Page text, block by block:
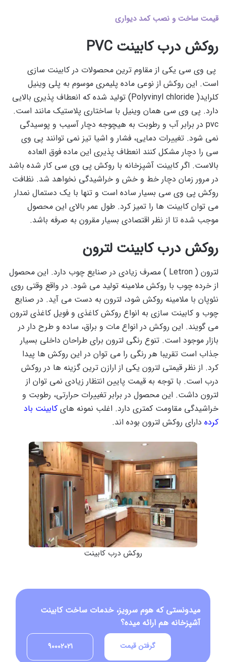
قیمت ساخت و نصب کمد دیواری
روکش درب کابینت PVC
پی وی سی یکی از مقاوم ترین محصولات در کابینت سازی
است. این روکش از نوعی ماده پلیمری موسوم به پلی وینیل
کلراید( Polyvinyl chloride) تولید شده که انعطاف پذیری بالایی
دارد. پی وی سی همان وینیل با ساختاری پلاستیک مانند است.
pvc در برابر آب و رطوبت به هیچوجه دچار آسیب و پوسیدگی
نمی شود. تغییرات دمایی، فشار و اشیا تیز نمی توانند پی وی
سی را دچار مشکل کنند انعطاف پذیری این ماده فوق العاده
بالاست. اگر کابینت آشپزخانه با روکش پی وی سی کار شده باشد
در مرور زمان دچار خط و خش و خراشیدگی نخواهد شد. نظافت
روکش پی وی سی بسیار ساده است و تنها با یک دستمال نمدار
می توان کابینت ها را تمیز کرد. طول عمر بالای این محصول
موجب شده تا از نظر اقتصادی بسیار مقرون به صرفه باشد.
روکش درب کابینت لترون
لترون ( Letron ) مصرف زیادی در صنایع چوب دارد. این محصول
از خرده چوب با روکش ملامینه تولید می شود. در واقع وقتی روی
نئوپان با ملامینه روکش شود، لترون به دست می آید. در صنایع
چوب و کابینت سازی به انواع روکش کاغذی و فویل کاغذی لترون
می گویند. این روکش در انواع مات و براق، ساده و طرح دار در
بازار موجود است. تنوع رنگی لترون برای طراحان داخلی بسیار
جذاب است تقریبا هر رنگی را می توان در این روکش ها پیدا
کرد. از نظر قیمتی لترون یکی از ارازن ترین گزینه ها در روکش
درب است. با توجه به قیمت پایین انتظار زیادی نمی توان از
لترون داشت. این محصول در برابر تغییرات حرارتی، رطوبت و
خراشیدگی مقاومت کمتری دارد. اغلب نمونه های کابینت باد
کرده دارای روکش لترون بوده اند.
روکش درب کابینت
میدونستی که هوم سرویز، خدمات ساخت کابینت
آشپزخانه هم ارائه میده؟
90002021 گرفتن قیمت